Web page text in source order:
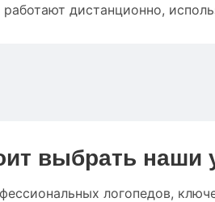
дистанционно,
выбрать наши
логопедов,